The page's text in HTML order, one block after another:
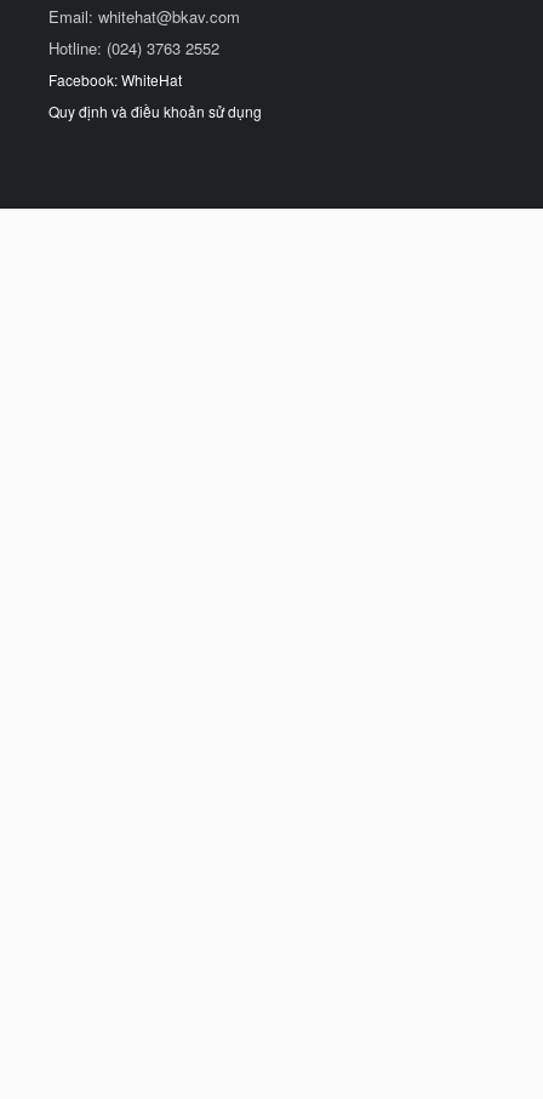
Email: whitehat@bkav.com
Hotline: (024) 3763 2552
Facebook: WhiteHat
Quy định và điều khoản sử dụng